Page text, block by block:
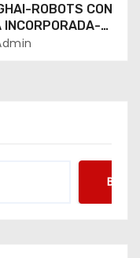
ROBOTS CON
INCORPORADA-